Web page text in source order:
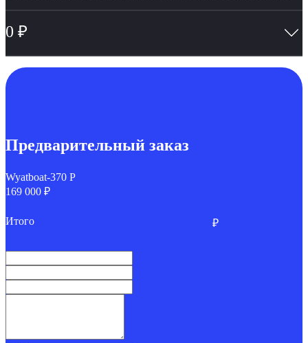
0 ₽
Предварительный заказ
Wyatboat-370 Р
169 000 ₽
Итого ₽